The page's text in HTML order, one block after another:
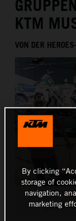
THE COMPANY
KTM
VON DER
„KTM
By clicking
storage of
navigation,
marketing